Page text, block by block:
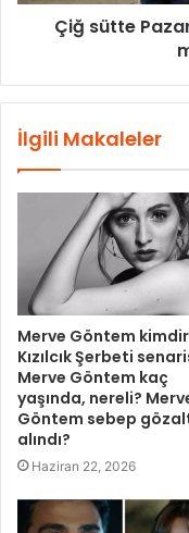
Çiğ sütte
İlgili Makaleler
Merve Göntem
Kızılcık Şerbeti
Merve Göntem kaç
yaşında, nereli?
Göntem sebep
alındı?
Haziran 22, 2026